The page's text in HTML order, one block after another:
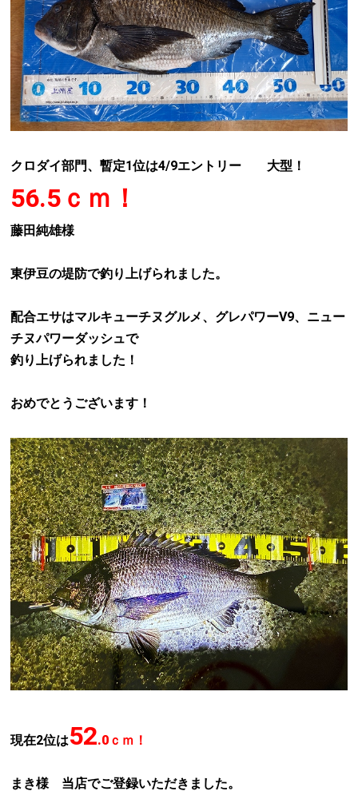
クロダイ部門、暫定1位は4/9エントリー 大型！
56.5ｃｍ！
藤田純雄様
東伊豆の堤防で釣り上げられました。
配合エサはマルキューチヌグルメ、グレパワーV9、ニュー
チヌパワーダッシュで
釣り上げられました！
おめでとうございます！
現在2位は52.0ｃｍ！
まき様 当店でご登録いただきました。